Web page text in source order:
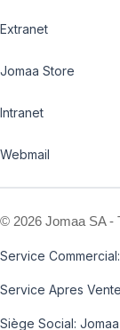
Extranet
Jomaa Store
Intranet
Webmail
© 2026 Jomaa SA -
Service
Service Apres
Siège Social: